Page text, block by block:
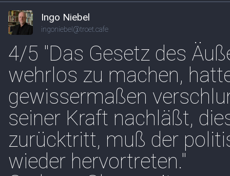
Ingo Niebel
ingoniebel@troet.cafe
4/5 "Das Gesetz des
wehrlos zu machen,
gewissermaßen
seiner Kraft nachläßt,
zurücktritt, muß der
wieder hervortreten."